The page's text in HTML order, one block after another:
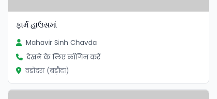
ફાર્મ હાઉસમાં
Mahavir Sinh Chavda
देखने के लिए लॉगिन करें
वडोदरा (बड़ौदा)